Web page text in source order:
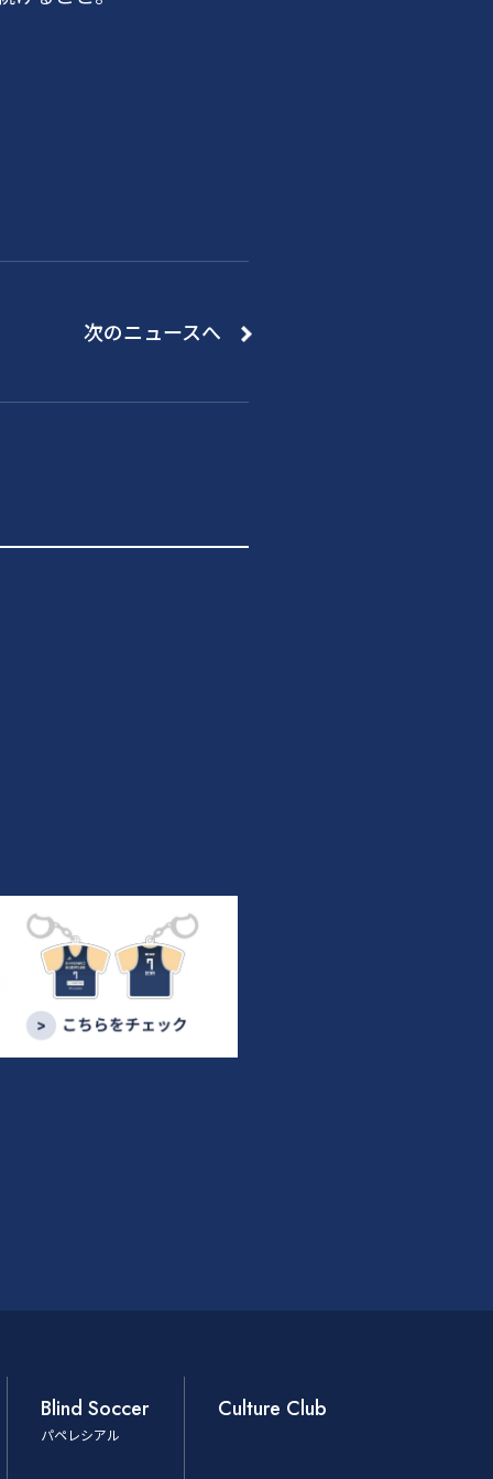
次のニュースへ
Blind Soccer
パペレシアル
Culture Club